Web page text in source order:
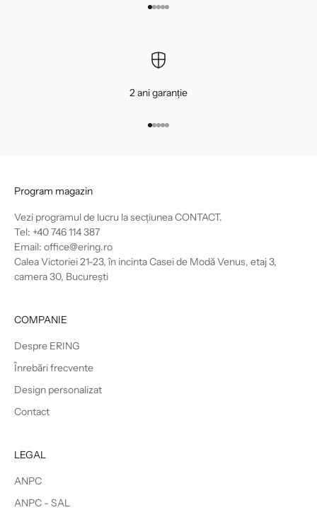
Mergi la articolul 1
Mergi la articolul 2
Mergi la articolul 3
Mergi la articolul 4
Mergi la articolul 5
2 ani garanție
Mergi la articolul 1
Mergi la articolul 2
Mergi la articolul 3
Mergi la articolul 4
Mergi la articolul 5
Program magazin
Vezi programul de lucru la secțiuneaCONTACT.
Tel: +40 746 114 387
Email: office@ering.ro
Calea Victoriei 21-23, în incinta Casei de Modă Venus, etaj 3,
camera 30, București
COMPANIE
Despre ERING
Înrebări frecvente
Design personalizat
Contact
LEGAL
ANPC
ANPC - SAL